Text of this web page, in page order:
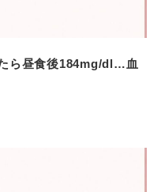
ら昼食後184mg/dl…血